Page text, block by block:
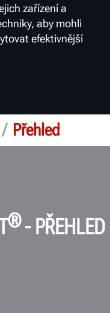
zařízení a
aby mohli
efektivnější
/ Přehled
®- PŘEHLED